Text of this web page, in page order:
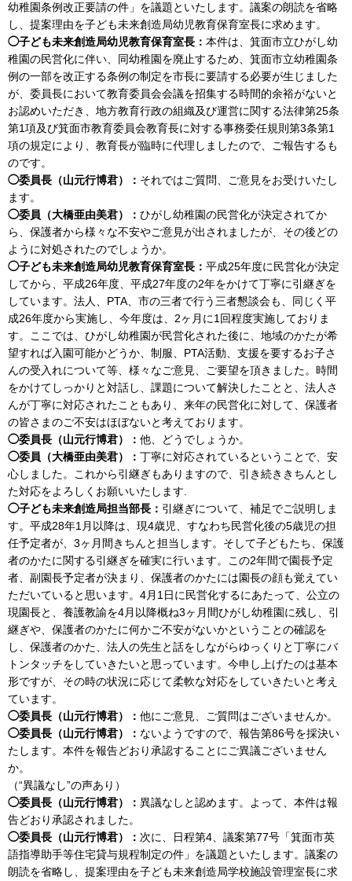
幼稚園条例改正要請の件」を議題といたします。議案の朗読を省略
し、提案理由を子ども未来創造局幼児教育保育室長に求めます。
◯子ども未来創造局幼児教育保育室長： 本件は、箕面市立ひがし幼
稚園の民営化に伴い、同幼稚園を廃止するため、箕面市立幼稚園条
例の一部を改正する条例の制定を市長に要請する必要が生じました
が、委員長において教育委員会会議を招集する時間的余裕がないと
お認めいただき、地方教育行政の組織及び運営に関する法律第25条
第1項及び箕面市教育委員会教育長に対する事務委任規則第3条第1
項の規定により、教育長が臨時に代理しましたので、ご報告するも
のです。
◯委員長（山元行博君）
： それではご質問、ご意見をお受けいたし
ます。
◯委員（大橋亜由美君）： ひがし幼稚園の民営化が決定されてか
ら、保護者から様々な不安やご意見が出されましたが、その後どの
ように対処されたのでしょうか。
◯子ども未来創造局幼児教育保育室長 ： 平成25年度に民営化が決定
してから、平成26年度、平成27年度の2年をかけて丁寧に引継ぎを
しています。法人、PTA、市の三者で行う三者懇談会も、同じく平
成26年度から実施し、今年度は、2ヶ月に1回程度実施しておりま
す。ここでは、ひがし幼稚園が民営化された後に、地域のかたが希
望すれば入園可能かどうか、制服、PTA活動、支援を要するお子さ
んの受入れについて等、様々なご意見、ご要望を頂きました。時間
をかけてしっかりと対話し、課題について解決したことと、法人さ
んが丁寧に対応されたこともあり、来年の民営化に対して、保護者
の皆さまのご不安はほぼないと考えております。
◯委員長（山元行博君）
： 他、どうでしょうか。
◯委員（大橋亜由美君）： 丁寧に対応されているということで、安
心しました。これから引継ぎもありますので、引き続ききちんとし
た対応をよろしくお願いいたします.
◯子ども未来創造局担当部長： 引継ぎについて、補足でご説明しま
す。平成28年1月以降は、現4歳児、すなわち民営化後の5歳児の担
任予定者が、3ヶ月間きちんと担当します。そして子どもたち、保護
者のかたに関する引継ぎを確実に行います。この2年間で園長予定
者、副園長予定者が決まり、保護者のかたには園長の顔も覚えてい
ただいていると思います。4月1日に民営化するにあたって、公立の
現園長と、養護教諭を4月以降概ね3ヶ月間ひがし幼稚園に残し、引
継ぎや、保護者のかたに何かご不安がないかということの確認を
し、保護者のかた、法人の先生と話をしながらゆっくりと丁寧にバ
トンタッチをしていきたいと思っています。今申し上げたのは基本
形ですが、その時の状況に応じて柔軟な対応をしていきたいと考え
ています。
◯委員長（山元行博君）： 他にご意見、ご質問はございませんか。
◯委員長（山元行博君）： ないようですので、報告第86号を採決い
たします。本件を報告どおり承認することにご異議ございません
か。
（“異議なし”の声あり）
◯委員長（山元行博君）： 異議なしと認めます。よって、本件は報
告どおり承認されました。
◯委員長（山元行博君）： 次に、日程第4、議案第77号「箕面市英
語指導助手等住宅貸与規程制定の件」を議題といたします。議案の
朗読を省略し、提案理由を子ども未来創造局学校施設管理室長に求